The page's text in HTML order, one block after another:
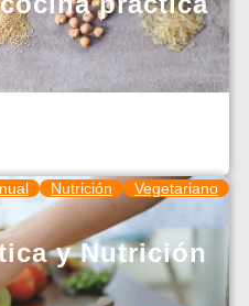
Nutrición Vegetariano
y Nutrición